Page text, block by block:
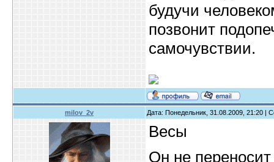
будучи
позвонит
самочувствии.
milov_2v Дата: Понедельник, 31.08.2009, 21:20 |
Весы
Он не